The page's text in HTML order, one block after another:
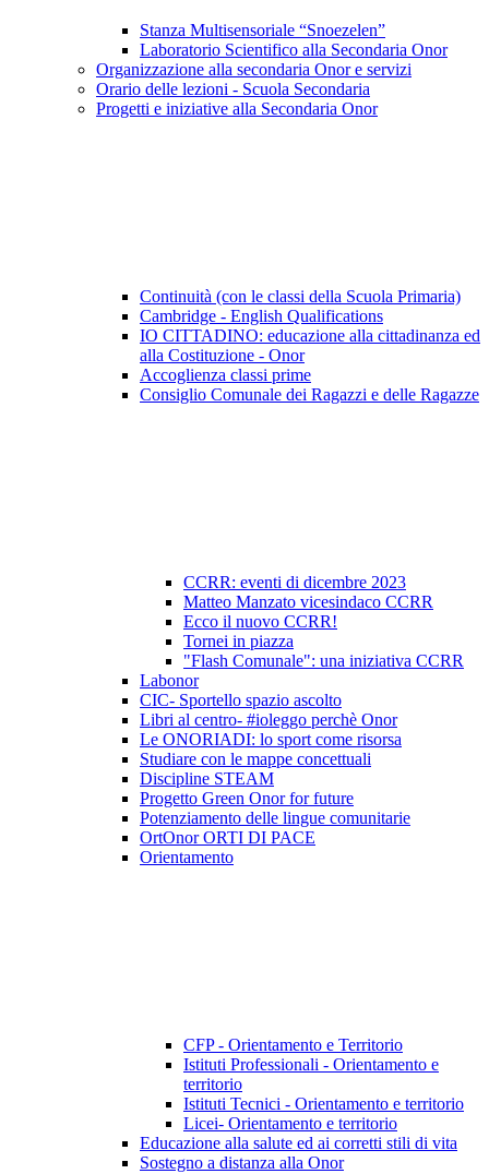
Stanza Multisensoriale “Snoezelen”
Laboratorio Scientifico alla Secondaria Onor
Organizzazione alla secondaria Onor e servizi
Orario delle lezioni - Scuola Secondaria
Progetti e iniziative alla Secondaria Onor
Continuità (con le classi della Scuola Primaria)
Cambridge - English Qualifications
IO CITTADINO: educazione alla cittadinanza ed
alla Costituzione - Onor
Accoglienza classi prime
Consiglio Comunale dei Ragazzi e delle Ragazze
CCRR: eventi di dicembre 2023
Matteo Manzato vicesindaco CCRR
Ecco il nuovo CCRR!
Tornei in piazza
"Flash Comunale": una iniziativa CCRR
Labonor
CIC- Sportello spazio ascolto
Libri al centro- #ioleggo perchè Onor
Le ONORIADI: lo sport come risorsa
Studiare con le mappe concettuali
Discipline STEAM
Progetto Green Onor for future
Potenziamento delle lingue comunitarie
OrtOnor ORTI DI PACE
Orientamento
CFP - Orientamento e Territorio
Istituti Professionali - Orientamento e
territorio
Istituti Tecnici - Orientamento e territorio
Licei- Orientamento e territorio
Educazione alla salute ed ai corretti stili di vita
Sostegno a distanza alla Onor